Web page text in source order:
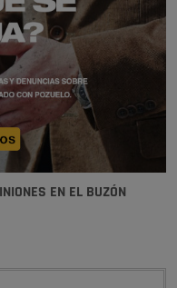
EN EL BUZÓN